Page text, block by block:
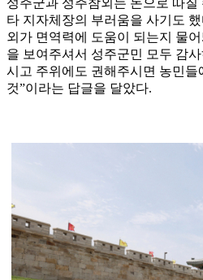
성주군과 성주참외는 돈으로 따질
타 지자체장의 부러움을 사기도
외가 면역력에 도움이 되는지 물
을 보여주셔서 성주군민 모두 감
시고 주위에도 권해주시면 농민들
것”이라는 답글을 달았다.